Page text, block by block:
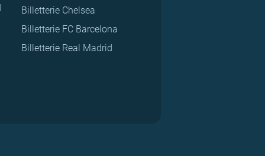
Billetterie Chelsea
Billetterie FC Barcelona
Billetterie Real Madrid